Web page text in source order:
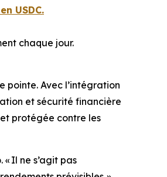
USDC.
chaque jour.
pointe. Avec l’intégration
et sécurité financière
protégée contre les
« Il ne s’agit pas